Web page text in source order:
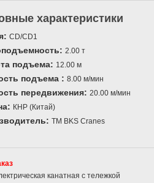
характеристики
CD/CD1
2.00 т
подъема: 12.00 м
подъема : 8.00 м/мин
передвижения: 20.00 м/мин
КНР (Китай)
TM BKS Cranes
канатная с тележкой